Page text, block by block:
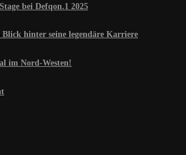
bei Defqon.1 2025
hinter seine legendäre Karriere
im Nord-Westen!